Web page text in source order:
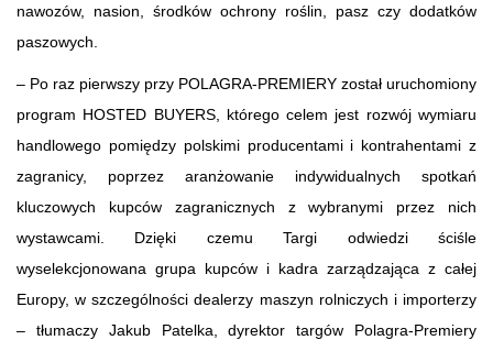
nawozów, nasion, środków ochrony roślin, pasz czy dodatków
paszowych.
– Po raz pierwszy przy POLAGRA-PREMIERY został uruchomiony
program HOSTED BUYERS, którego celem jest rozwój wymiaru
handlowego pomiędzy polskimi producentami i kontrahentami z
zagranicy, poprzez aranżowanie indywidualnych spotkań
kluczowych kupców zagranicznych z wybranymi przez nich
wystawcami. Dzięki czemu Targi odwiedzi ściśle
wyselekcjonowana grupa kupców i kadra zarządzająca z całej
Europy, w szczególności dealerzy maszyn rolniczych i importerzy
– tłumaczy Jakub Patelka, dyrektor targów Polagra-Premiery